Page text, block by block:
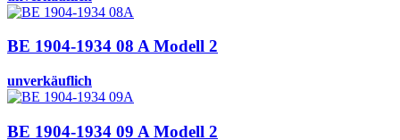
BE 1904-1934 08 A Modell 2
unverkäuflich
BE 1904-1934 09 A Modell 2